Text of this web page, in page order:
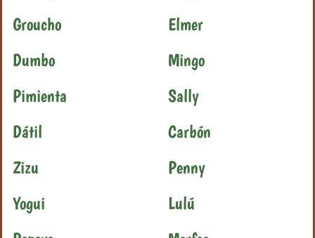
Groucho
Elmer
Dumbo
Mingo
Pimienta
Sally
Dátil
Carbón
Zizu
Penny
Yogui
Lulú